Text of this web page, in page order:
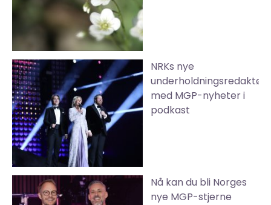
NRKs nye
underholdningsredaktør
med MGP-nyheter i
podkast
Nå kan du bli Norges
nye MGP-stjerne